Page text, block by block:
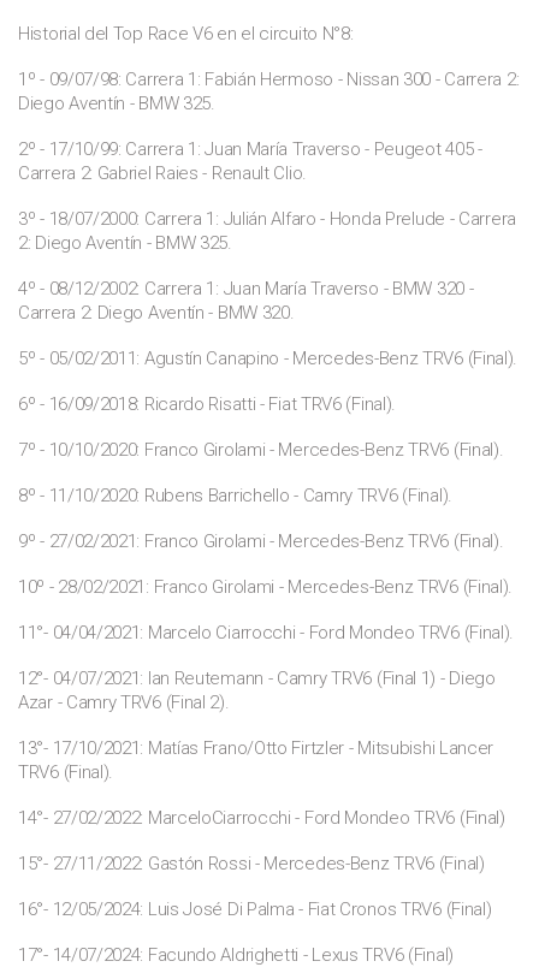
Historial del Top Race V6 en el circuito N°8:
1º - 09/07/98: Carrera 1: Fabián Hermoso - Nissan 300 - Carrera 2:
Diego Aventín - BMW 325.
2º - 17/10/99: Carrera 1: Juan María Traverso - Peugeot 405 -
Carrera 2: Gabriel Raies - Renault Clio.
3º - 18/07/2000: Carrera 1: Julián Alfaro - Honda Prelude - Carrera
2: Diego Aventín - BMW 325.
4º - 08/12/2002: Carrera 1: Juan María Traverso - BMW 320 -
Carrera 2: Diego Aventín - BMW 320.
5º - 05/02/2011: Agustín Canapino - Mercedes-Benz TRV6 (Final).
6º - 16/09/2018: Ricardo Risatti - Fiat TRV6 (Final).
7º - 10/10/2020: Franco Girolami - Mercedes-Benz TRV6 (Final).
8º - 11/10/2020: Rubens Barrichello - Camry TRV6 (Final).
9º - 27/02/2021: Franco Girolami - Mercedes-Benz TRV6 (Final).
10º - 28/02/2021: Franco Girolami - Mercedes-Benz TRV6 (Final).
11°- 04/04/2021: Marcelo Ciarrocchi - Ford Mondeo TRV6 (Final).
12°- 04/07/2021: Ian Reutemann - Camry TRV6 (Final 1) - Diego
Azar - Camry TRV6 (Final 2).
13°- 17/10/2021: Matías Frano/Otto Firtzler - Mitsubishi Lancer
TRV6 (Final).
14°- 27/02/2022: MarceloCiarrocchi - Ford Mondeo TRV6 (Final)
15°- 27/11/2022: Gastón Rossi - Mercedes-Benz TRV6 (Final)
16°- 12/05/2024: Luis José Di Palma - Fiat Cronos TRV6 (Final)
17°- 14/07/2024: Facundo Aldrighetti - Lexus TRV6 (Final)